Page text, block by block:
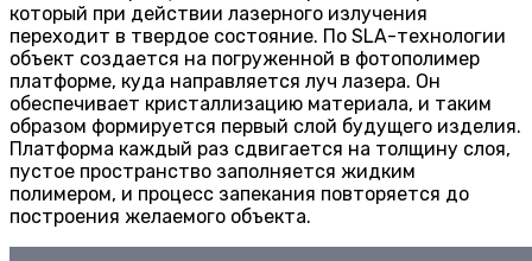
который при действии лазерного излучения
переходит в твердое состояние. По SLA-технологии
объект создается на погруженной в фотополимер
платформе, куда направляется луч лазера. Он
обеспечивает кристаллизацию материала, и таким
образом формируется первый слой будущего изделия.
Платформа каждый раз сдвигается на толщину слоя,
пустое пространство заполняется жидким
полимером, и процесс запекания повторяется до
построения желаемого объекта.